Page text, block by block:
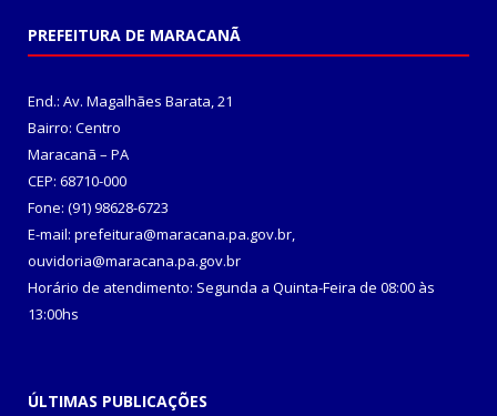
PREFEITURA DE MARACANÃ
End.: Av. Magalhães Barata, 21
Bairro: Centro
Maracanã – PA
CEP: 68710-000
Fone: (91) 98628-6723
E-mail: prefeitura@maracana.pa.gov.br,
ouvidoria@maracana.pa.gov.br
Horário de atendimento: Segunda a Quinta-Feira de 08:00 às
13:00hs
ÚLTIMAS PUBLICAÇÕES